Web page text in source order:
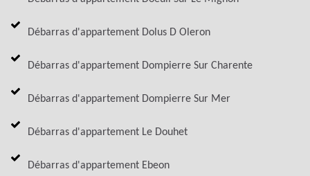
Débarras d'appartement Dolus D Oleron
Débarras d'appartement Dompierre Sur Charente
Débarras d'appartement Dompierre Sur Mer
Débarras d'appartement Le Douhet
Débarras d'appartement Ebeon